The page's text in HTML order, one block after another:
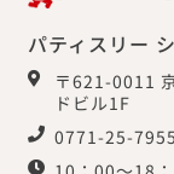
パティスリー
〒621-0011
ドビル1F
0771-25-7955